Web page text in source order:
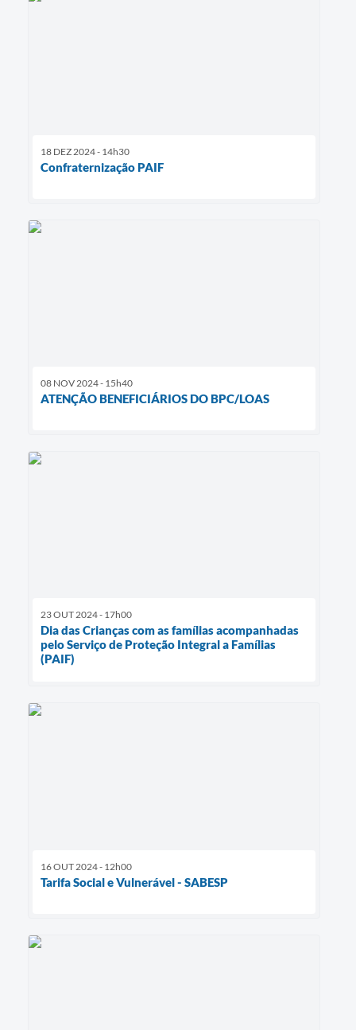
18 DEZ 2024 - 14h30
Confraternização PAIF
08 NOV 2024 - 15h40
ATENÇÃO BENEFICIÁRIOS DO BPC/LOAS
23 OUT 2024 - 17h00
Dia das Crianças com as famílias acompanhadas
pelo Serviço de Proteção Integral a Famílias
(PAIF)
16 OUT 2024 - 12h00
Tarifa Social e Vulnerável - SABESP